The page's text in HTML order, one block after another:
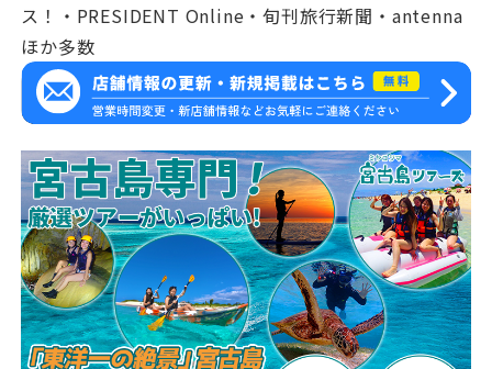
ス！・PRESIDENT Online・旬刊旅行新聞・antenna
ほか多数